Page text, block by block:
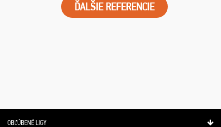
ĎALŠIE REFERENCIE
OBĽÚBENÉ LIGY